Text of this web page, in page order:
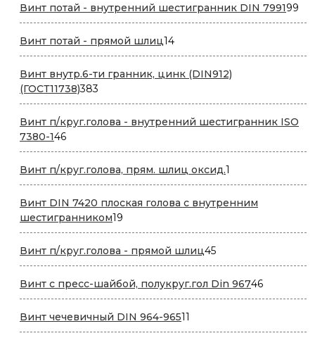
Винт потай - внутренний шестигранник DIN 799199
Винт потай - прямой шлиц1414
товаров
Винт внутр.6-ти гранник, цинк (DIN912)
(ГОСТ11738)383
товара
Винт п/круг.голова - внутренний шестигранник ISO
7380-14646
товаров
Винт п/круг.голова, прям. шлиц оксид.1
товар
Винт DIN 7420 плоская голова с внутренним
шестигранником19
товаров
Винт п/круг.голова - прямой шлиц4545
товаров
Винт с пресс-шайбой, полукруг.гол Din 9674646
товаров
Винт чечевичный DIN 964-96511
товаров